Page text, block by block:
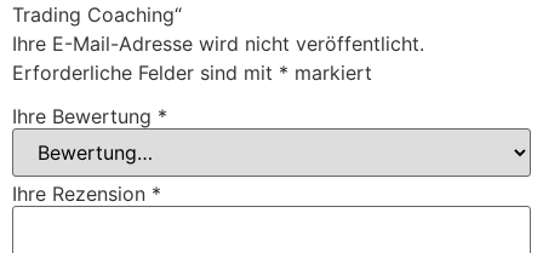
Trading Coaching“
Ihre E-Mail-Adresse wird nicht veröffentlicht.
Erforderliche Felder sind mit * markiert
Ihre Bewertung *
Ihre Rezension *